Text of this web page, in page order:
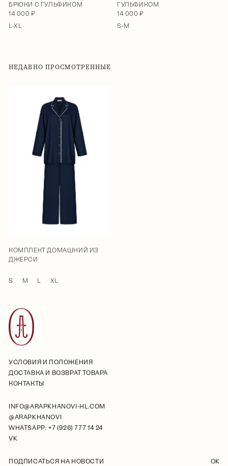
БРЮКИ С ГУЛЬФИКОМ
14 000 ₽
L-XL
ГУЛЬФИКОМ
14 000 ₽
S-M
НЕДАВНО ПРОСМОТРЕННЫЕ
КОМПЛЕКТ ДОМАШНИЙ ИЗ
ДЖЕРСИ
S M L XL
УСЛОВИЯ И ПОЛОЖЕНИЯ
ДОСТАВКА И ВОЗВРАТ ТОВАРА
КОНТАКТЫ
INFO@ARAPKHANOVI-HL.COM
@ARAPKHANOVI
WHATSAPP: +7 (926) 777 14 24
VK
ПОДПИСАТЬСЯ НА НОВОСТИ OK